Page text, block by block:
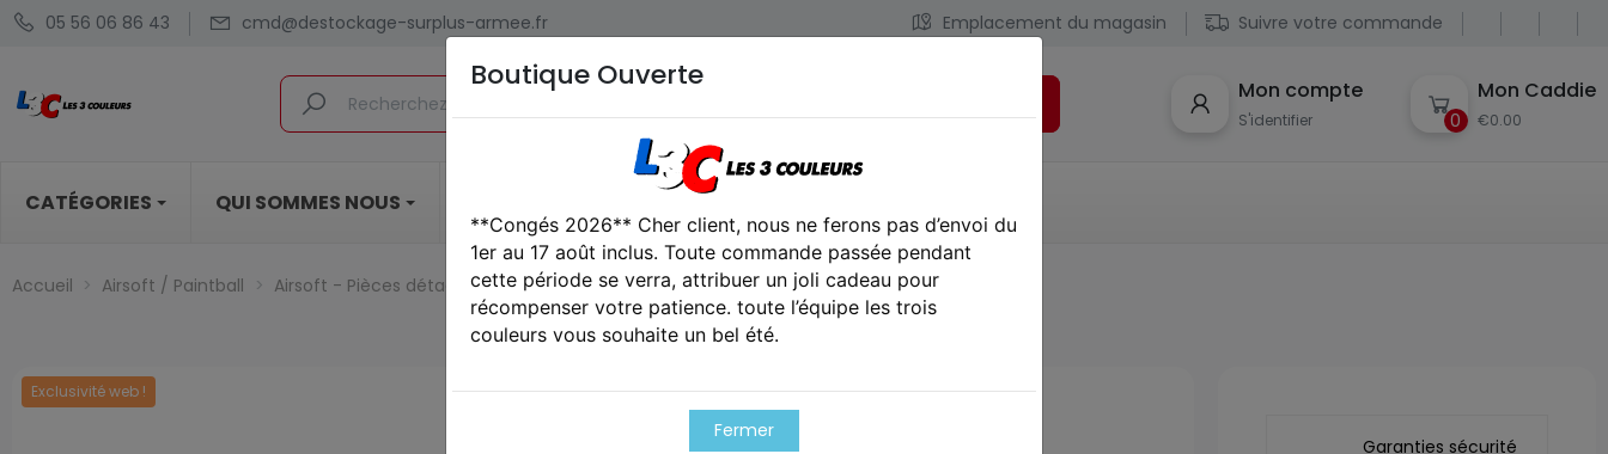
05 56 06 86 43 cmd@destockage-surplus-armee.fr Emplacement du magasin Suivre votre commande
Mon compte
S'identifier 0
Mon Caddie
€0.00
CATÉGORIES QUI SOMMES NOUS
Accueil Airsoft / Paintball Airsoft - Pièces détachées & upgrades Détente aeg nova 2c1
Exclusivité web ! Détente aeg nova 2c1
Garanties sécurité
Boutique Ouverte
**Congés 2026** Cher client, nous ne ferons pas d’envoi du
1er au 17 août inclus. Toute commande passée pendant
cette période se verra, attribuer un joli cadeau pour
récompenser votre patience. toute l’équipe les trois
couleurs vous souhaite un bel été.
Fermer